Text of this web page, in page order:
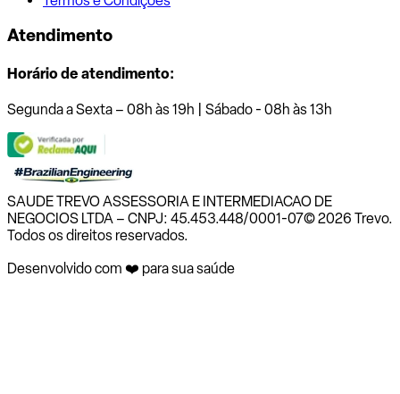
Atendimento
Horário de atendimento:
Segunda a Sexta – 08h às 19h | Sábado - 08h às 13h
SAUDE TREVO ASSESSORIA E INTERMEDIACAO DE
NEGOCIOS LTDA – CNPJ: 45.453.448/0001-07© 2026 Trevo.
Todos os direitos reservados.
Desenvolvido com ❤️ para sua saúde